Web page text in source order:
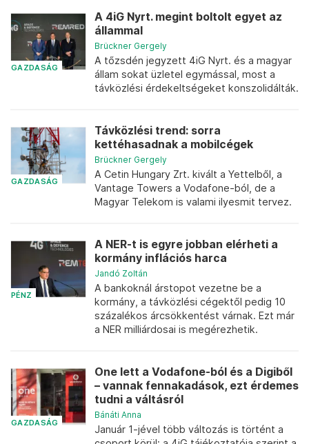
GAZDASÁG
A 4iG Nyrt. megint boltolt egyet az
állammal
Brückner Gergely
A tőzsdén jegyzett 4iG Nyrt. és a magyar
állam sokat üzletel egymással, most a
távközlési érdekeltségeket konszolidálták.
GAZDASÁG
Távközlési trend: sorra
kettéhasadnak a mobilcégek
Brückner Gergely
A Cetin Hungary Zrt. kivált a Yettelből, a
Vantage Towers a Vodafone-ból, de a
Magyar Telekom is valami ilyesmit tervez.
PÉNZ
A NER-t is egyre jobban elérheti a
kormány inflációs harca
Jandó Zoltán
A bankoknál árstopot vezetne be a
kormány, a távközlési cégektől pedig 10
százalékos árcsökkentést várnak. Ezt már
a NER milliárdosai is megérezhetik.
GAZDASÁG
One lett a Vodafone-ból és a Digiből
– vannak fennakadások, ezt érdemes
tudni a váltásról
Bánáti Anna
Január 1-jével több változás is történt a